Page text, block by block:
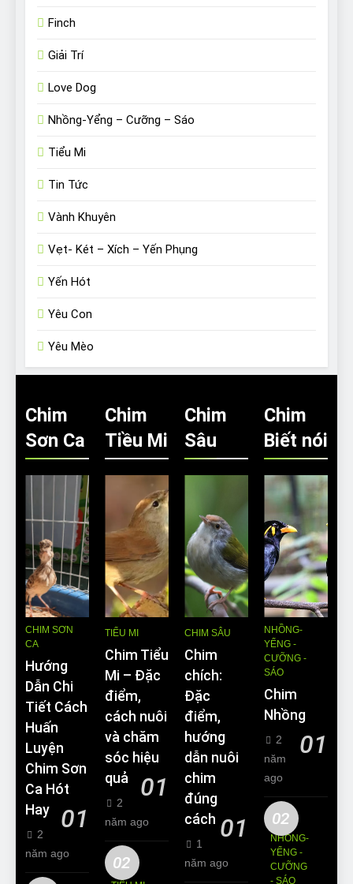
Finch
Giải Trí
Love Dog
Nhồng-Yểng – Cưỡng – Sáo
Tiểu Mi
Tin Tức
Vành Khuyên
Vẹt- Két – Xích – Yến Phụng
Yến Hót
Yêu Con
Yêu Mèo
Chim
Sơn Ca
CHIM SƠN
CA
Hướng
Dẫn Chi
Tiết Cách
Huấn
Luyện
Chim Sơn
Ca Hót
Hay
01
2
năm ago
Chim
Tiều Mi
TIỂU MI
Chim Tiểu
Mi – Đặc
điểm,
cách nuôi
và chăm
sóc hiệu
quả
01
2
năm ago
02
Chim
Sâu
CHIM SÂU
Chim
chích:
Đặc
điểm,
hướng
dẫn nuôi
chim
đúng
cách 01
1
năm ago
Chim
Biết nói
NHỒNG-
YỂNG -
CƯỠNG -
SÁO
Chim
Nhồng
01
2
năm
ago
02
NHỒNG-
YỂNG -
CƯỠNG
- SÁO